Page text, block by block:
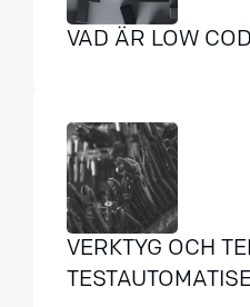
VAD ÄR LOW
VERKTYG OCH